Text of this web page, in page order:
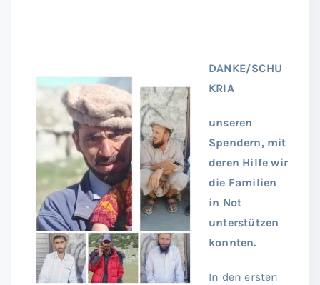
DANKE/SCHU
KRIA
unseren
Spendern, mit
deren Hilfe wir
die Familien
in Not
unterstützen
konnten.
In den ersten